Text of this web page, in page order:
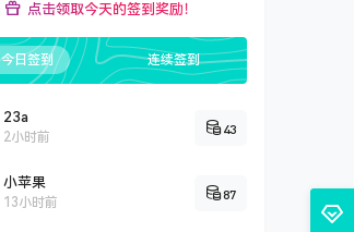
点击领取今天的签到奖励！
今日签到 连续签到
23a
2小时前
43
小苹果
13小时前
87